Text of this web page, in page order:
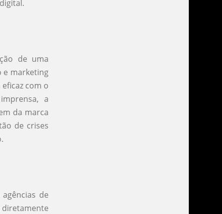
de uma
e marketing
com o
a
da marca
de crises
de